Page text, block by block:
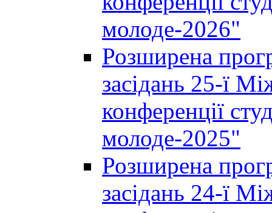
молоде-2026"
Розширена
засідань 25-ї
конференції
молоде-2025"
Розширена
засідань 24-ї